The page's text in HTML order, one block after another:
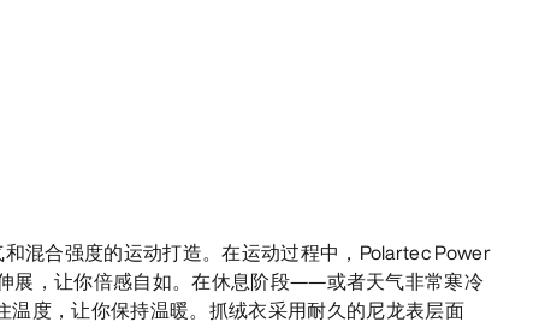
混合强度的运动打造。在运动过程中，Polartec Power
展，让你倍感自如。在休息阶段——或者天气非常寒冷
度，让你保持温暖。抓绒衣采用耐久的尼龙表层面